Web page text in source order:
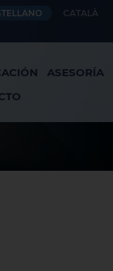
CATALÀ
ASESORÍA